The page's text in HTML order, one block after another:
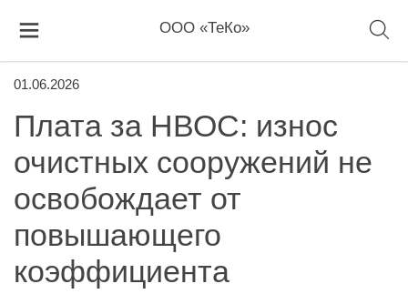
ООО «ТеКо»
01.06.2026
Плата за НВОС: износ
очистных сооружений не
освобождает от
повышающего
коэффициента